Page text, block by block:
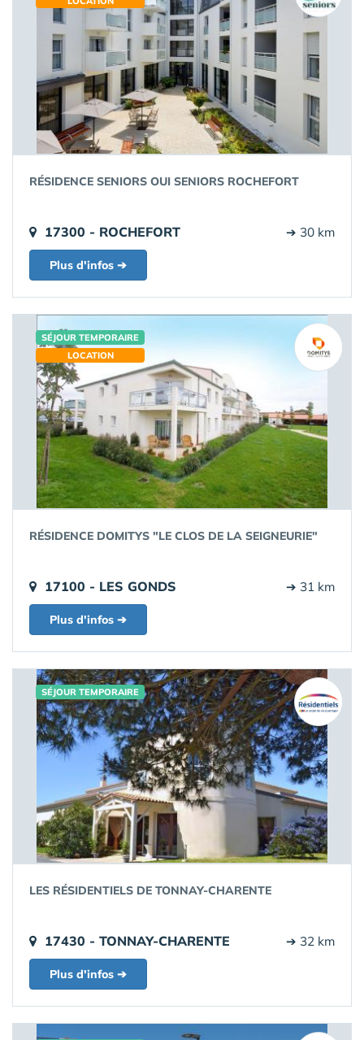
RÉSIDENCE SENIORS OUI SENIORS ROCHEFORT
17300 - ROCHEFORT ➔ 30 km
Plus d'infos ➔
SÉJOUR TEMPORAIRE
LOCATION
RÉSIDENCE DOMITYS "LE CLOS DE LA SEIGNEURIE"
17100 - LES GONDS ➔ 31 km
Plus d'infos ➔
SÉJOUR TEMPORAIRE
LES RÉSIDENTIELS DE TONNAY-CHARENTE
17430 - TONNAY-CHARENTE ➔ 32 km
Plus d'infos ➔